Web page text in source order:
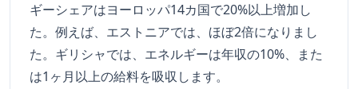
ギーシェアはヨーロッパ14カ国で20%以上増加し
た。例えば、エストニアでは、ほぼ2倍になりまし
た。ギリシャでは、エネルギーは年収の10%、また
は1ヶ月以上の給料を吸収します。